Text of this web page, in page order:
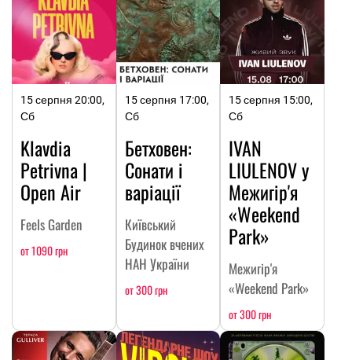
15 серпня 20:00,
Сб
Klavdia
Petrivna |
Open Air
Feels Garden
от 1090 грн
15 серпня 17:00,
Сб
Бетховен:
Сонати і
варіації
Київський
Будинок вчених
НАН України
от 300 грн
15 серпня 15:00,
Сб
IVAN
LIULENOV у
Межигір'я
«Weekend
Park»
Межигір'я
«Weekend Park»
от 300 грн